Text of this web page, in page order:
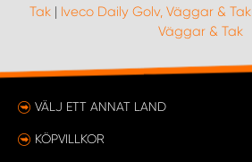
Tak | Iveco Daily Golv, Väggar & Tak
Väggar & Tak
VÄLJ ETT ANNAT LAND
KÖPVILLKOR